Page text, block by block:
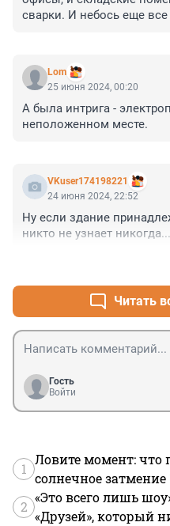
сварки. И небось еще
Lom
25 июня 2024, 00:20
А была интрига -
неположенном месте.
VKuser174198221
24 июня 2024, 22:52
Ну если здание
никто не узнает
Читать
Гость
Войти
1
Ловите момент: что
солнечное затмение
2
«Это всего лишь
«Друзей», который